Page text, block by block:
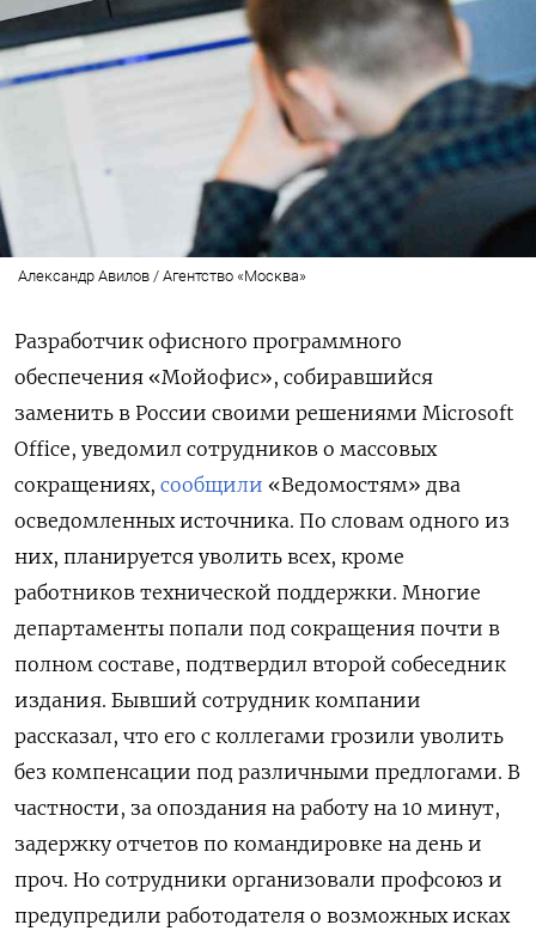
Александр Авилов / Агентство «Москва»
Разработчик офисного программного
обеспечения «Мойофис», собиравшийся
заменить в России своими решениями Microsoft
Office, уведомил сотрудников о массовых
сокращениях, сообщили «Ведомостям» два
осведомленных источника. По словам одного из
них, планируется уволить всех, кроме
работников технической поддержки. Многие
департаменты попали под сокращения почти в
полном составе, подтвердил второй собеседник
издания. Бывший сотрудник компании
рассказал, что его с коллегами грозили уволить
без компенсации под различными предлогами. В
частности, за опоздания на работу на 10 минут,
задержку отчетов по командировке на день и
проч. Но сотрудники организовали профсоюз и
предупредили работодателя о возможных исках